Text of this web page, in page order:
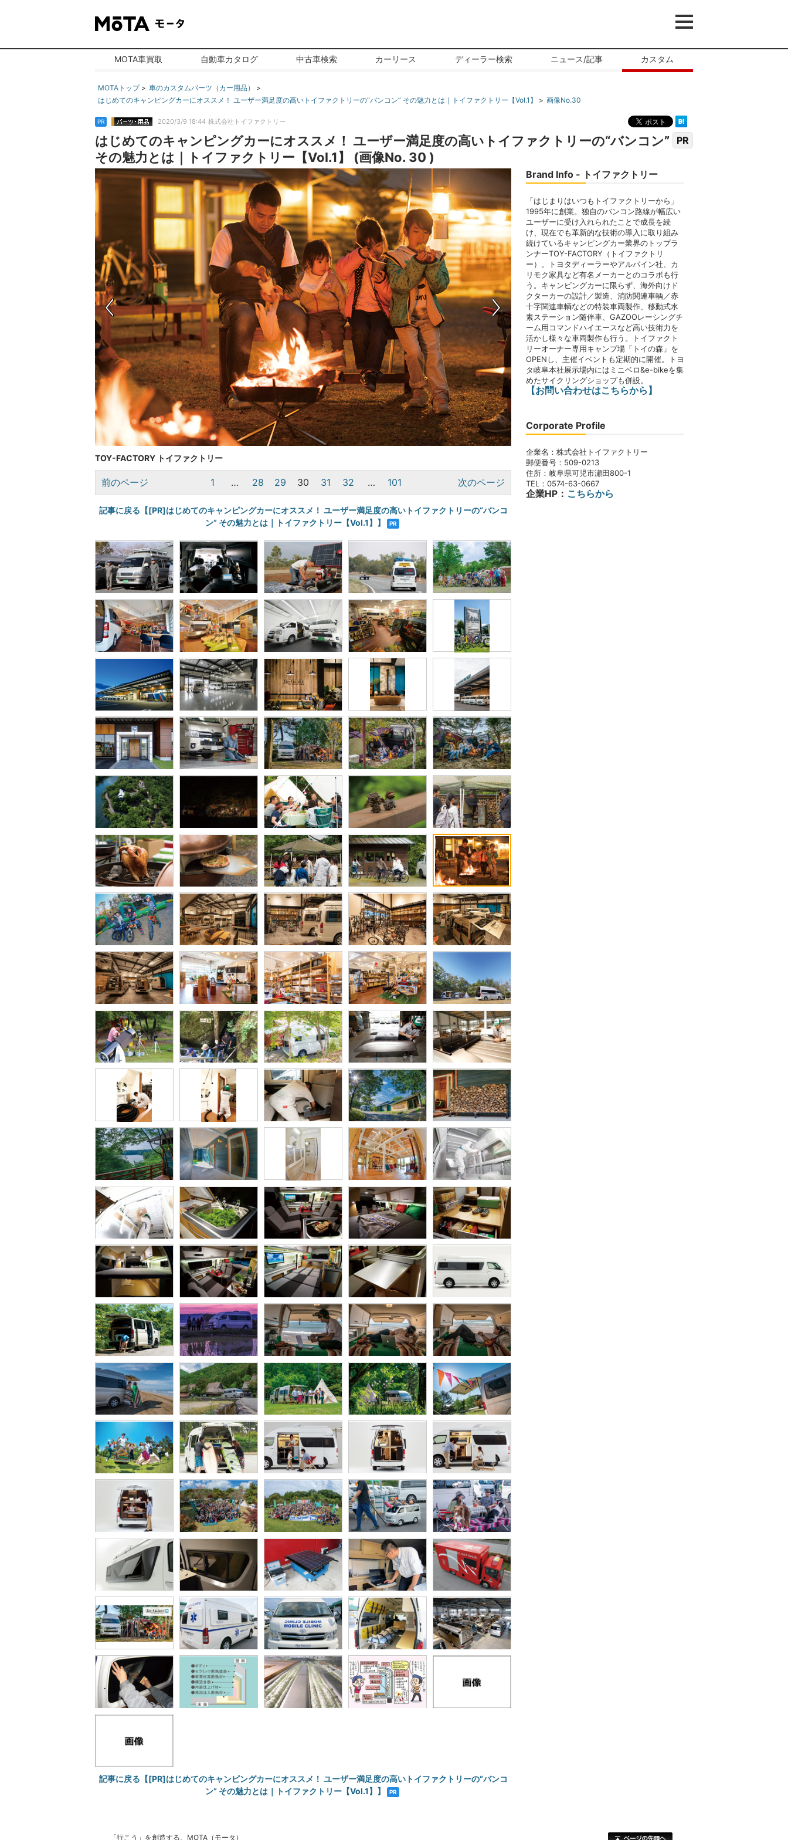
MOTA車買取 自動車カタログ 中古車検索 カーリース ディーラー検索 ニュース/記事 カスタム
MOTAトップ
車のカスタムパーツ（カー用品）
はじめてのキャンピングカーにオススメ！ ユーザー満足度の高いトイファクトリーの“バンコン” その魅力とは｜トイファクトリー【Vol.1】
画像No.30
PR 2020/3/9 18:44 株式会社トイファクトリー
PR
はじめてのキャンピングカーにオススメ！ ユーザー満足度の高いトイファクトリーの“バンコン”
その魅力とは｜トイファクトリー【Vol.1】 (画像No. 30 )
TOY-FACTORY トイファクトリー
前のページ 1 … 28 29 30 31 32 … 101 次のページ
記事に戻る【[PR]はじめてのキャンピングカーにオススメ！ ユーザー満足度の高いトイファクトリーの“バンコ
ン” その魅力とは｜トイファクトリー【Vol.1】】
PR
記事に戻る【[PR]はじめてのキャンピングカーにオススメ！ ユーザー満足度の高いトイファクトリーの“バンコ
ン” その魅力とは｜トイファクトリー【Vol.1】】
PR
Brand Info - トイファクトリー
「はじまりはいつもトイファクトリーから」
1995年に創業。独自のバンコン路線が幅広い
ユーザーに受け入れられたことで成長を続
け、現在でも革新的な技術の導入に取り組み
続けているキャンピングカー業界のトップラ
ンナーTOY-FACTORY（トイファクトリ
ー）。トヨタディーラーやアルパイン社、カ
リモク家具など有名メーカーとのコラボも行
う。キャンピングカーに限らず、海外向けド
クターカーの設計／製造、消防関連車輌／赤
十字関連車輌などの特装車両製作、移動式水
素ステーション随伴車、GAZOOレーシングチ
ーム用コマンドハイエースなど高い技術力を
活かし様々な車両製作も行う。トイファクト
リーオーナー専用キャンプ場「トイの森」を
OPENし、主催イベントも定期的に開催。トヨ
タ岐阜本社展示場内にはミニベロ&e-bikeを集
めたサイクリングショップも併設。
【お問い合わせはこちらから】
Corporate Profile
企業名：株式会社トイファクトリー
郵便番号：509-0213
住所：岐阜県可児市瀬田800-1
TEL：0574-63-0667
企業HP： こちらから
「行こう」を創造する。MOTA（モータ）